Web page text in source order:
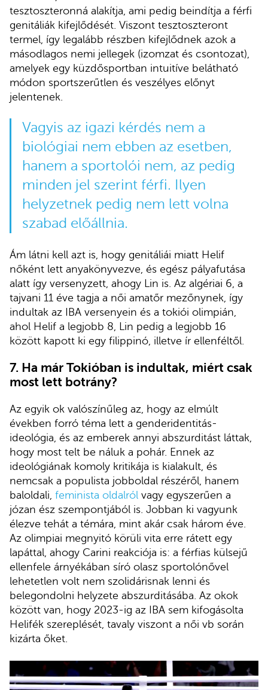
tesztoszteronná alakítja, ami pedig beindítja a férfi
genitáliák kifejlődését. Viszont tesztoszteront
termel, így legalább részben kifejlődnek azok a
másodlagos nemi jellegek (izomzat és csontozat),
amelyek egy küzdősportban intuitíve belátható
módon sportszerűtlen és veszélyes előnyt
jelentenek.
Vagyis az igazi kérdés nem a
biológiai nem ebben az esetben,
hanem a sportolói nem, az pedig
minden jel szerint férfi. Ilyen
helyzetnek pedig nem lett volna
szabad előállnia.
Ám látni kell azt is, hogy genitáliái miatt Helif
nőként lett anyakönyvezve, és egész pályafutása
alatt így versenyzett, ahogy Lin is. Az algériai 6, a
tajvani 11 éve tagja a női amatőr mezőnynek, így
indultak az IBA versenyein és a tokiói olimpián,
ahol Helif a legjobb 8, Lin pedig a legjobb 16
között kapott ki egy filippinó, illetve ír ellenféltől.
7. Ha már Tokióban is indultak, miért csak
most lett botrány?
Az egyik ok valószínűleg az, hogy az elmúlt
években forró téma lett a genderidentitás-
ideológia, és az emberek annyi abszurditást láttak,
hogy most telt be náluk a pohár. Ennek az
ideológiának komoly kritikája is kialakult, és
nemcsak a populista jobboldal részéről, hanem
baloldali, feminista oldalról vagy egyszerűen a
józan ész szempontjából is. Jobban ki vagyunk
élezve tehát a témára, mint akár csak három éve.
Az olimpiai megnyitó körüli vita erre rátett egy
lapáttal, ahogy Carini reakciója is: a férfias külsejű
ellenfele árnyékában síró olasz sportolónővel
lehetetlen volt nem szolidárisnak lenni és
belegondolni helyzete abszurditásába. Az okok
között van, hogy 2023-ig az IBA sem kifogásolta
Helifék szereplését, tavaly viszont a női vb során
kizárta őket.